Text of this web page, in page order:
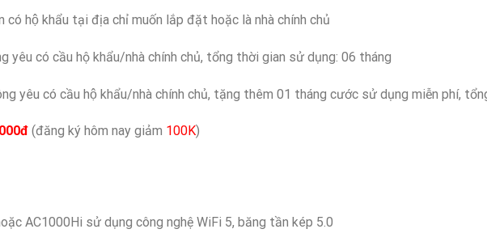
có hộ khẩu tại địa chỉ muốn lắp đặt hoặc là nhà chính chủ
yêu có cầu hộ khẩu/nhà chính chủ, tổng thời gian sử dụng: 06 tháng
yêu có cầu hộ khẩu/nhà chính chủ, tặng thêm 01 tháng cước sử dụng miễn phí,
(đăng ký hôm nay giảm 100K)
AC1000Hi sử dụng công nghệ WiFi 5, băng tần kép 5.0